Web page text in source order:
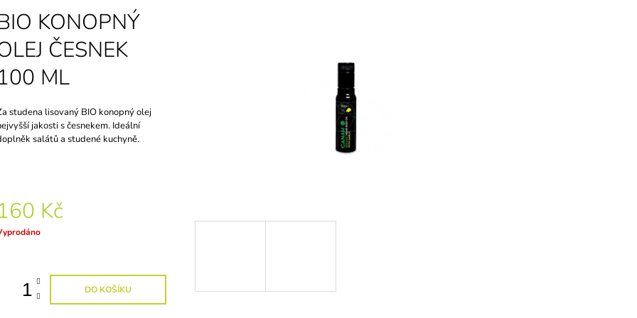
KONOPNÝ
ČESNEK
ML
studena lisovaný BIO konopný olej
jakosti s česnekem. Ideální
salátů a studené kuchyně.
Kč
DO KOŠÍKU